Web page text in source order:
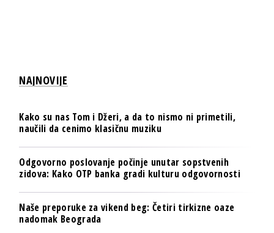
NAJNOVIJE
Kako su nas Tom i Džeri, a da to nismo ni primetili,
naučili da cenimo klasičnu muziku
Odgovorno poslovanje počinje unutar sopstvenih
zidova: Kako OTP banka gradi kulturu odgovornosti
Naše preporuke za vikend beg: Četiri tirkizne oaze
nadomak Beograda